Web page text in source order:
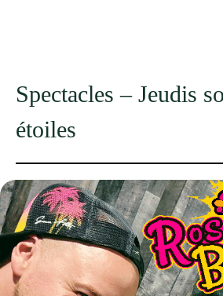
Spectacles – Jeudis
étoiles